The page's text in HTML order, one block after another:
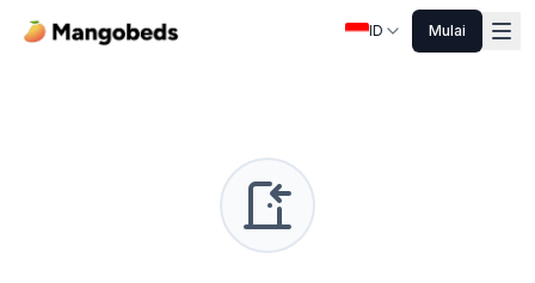
ID Mulai